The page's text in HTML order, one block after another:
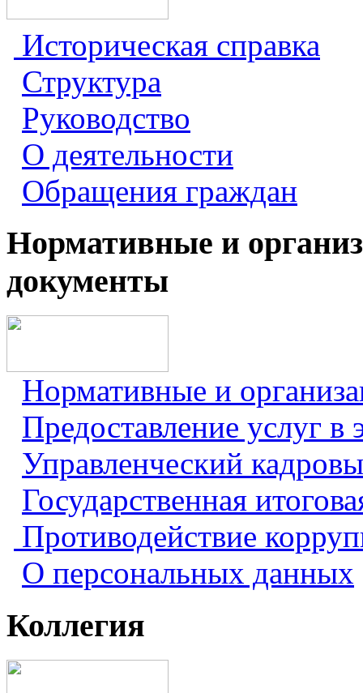
Историческая справка
Структура
Руководство
О деятельности
Обращения граждан
Нормативные и
документы
Нормативные и
Предоставление услуг в
Управленческий
Государственная
Противодействие
О персональных данных
Коллегия